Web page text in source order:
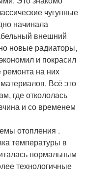
чугунные
начинала
внешний
новые радиаторы,
и покрасил
ремонта на них
Всё это
где откололась
и со временем
отопления .
температуры в
нормальным
технологичные